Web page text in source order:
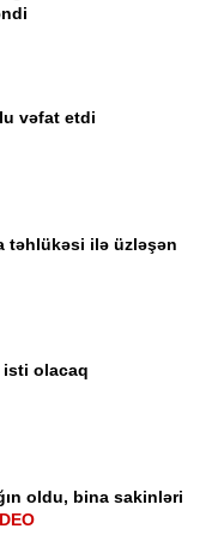
vəfat etdi
təhlükəsi ilə üzləşən
isti olacaq
oldu, bina sakinləri